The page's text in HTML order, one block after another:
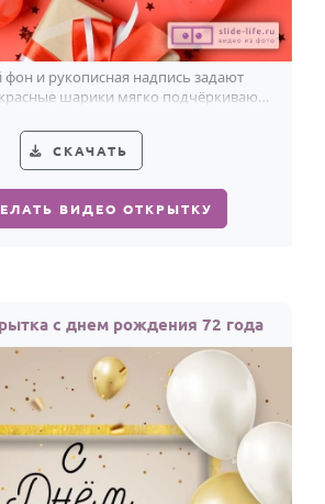
и рукописная надпись задают
шарики мягко подчёркивают
СКАЧАТЬ
ВИДЕО ОТКРЫТКУ
с днем рождения 72 года